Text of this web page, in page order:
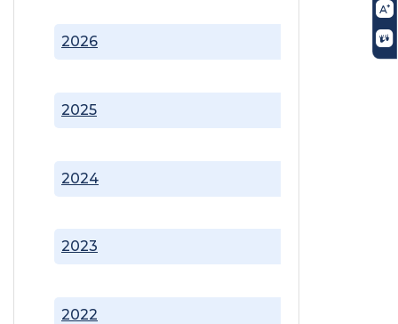
2022
2023
2024
2025
2026